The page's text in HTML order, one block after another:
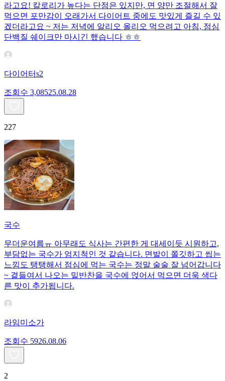
라고요! 칼로리가 높다는 단점은 있지만, 면 양만 조절해서 잘
먹으면 포만감이 오래가서 다이어트 중에도 맛있게 즐길 수 있
겠더라고요 ~ 저는 저녁에 알리오 올리오 먹으려고 아침, 점심
단백질 쉐이크만 마시긴 했습니다 ㅎㅎ
다이어터s2
조회수 3,08525.08.28
227
국수
무더운여름ㅠ 아무래도 식사는 간편한 게 대세이듯 시원하고,
부담없는 국수가 엄지척인 것 같습니다. 면발이 쫄깃하고 씹는
느낌도 탱탱해서 점심에 먹는 국수는 정말 술술 잘 넘어갑니다
~ 곁들여서 나오는 밑반찬을 국수에 얹어서 먹으면 더욱 색다
른 맛이 추가됩니다.
라임미소가
조회수 5926.08.06
2